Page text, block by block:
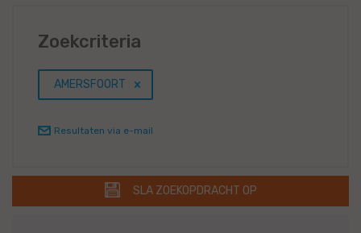
Zoekcriteria
AMERSFOORT
Resultaten via e-mail
SLA ZOEKOPDRACHT OP